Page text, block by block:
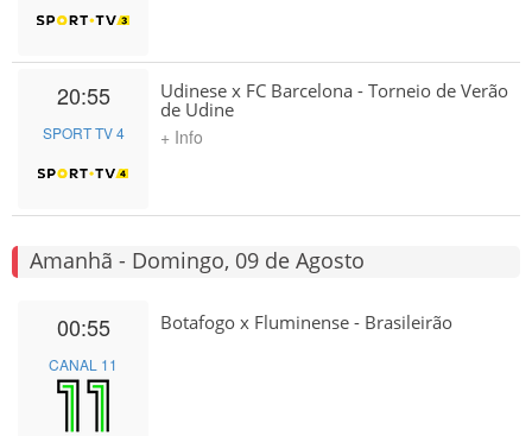
20:55
SPORT TV 4
Udinese x FC Barcelona - Torneio de Verão
de Udine
+ Info
Amanhã - Domingo, 09 de Agosto
00:55
CANAL 11
Botafogo x Fluminense - Brasileirão